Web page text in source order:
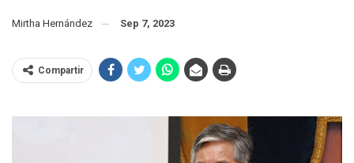
Mirtha Hernández Sep 7, 2023
Compartir